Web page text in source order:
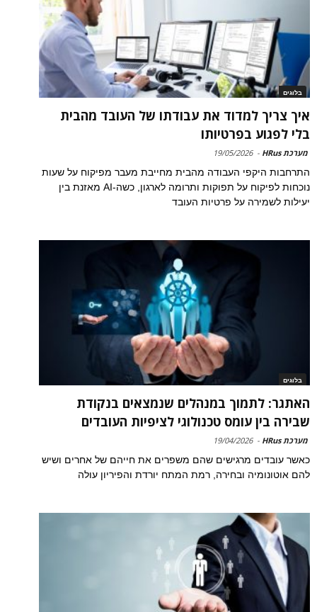
בלוגים
איך צריך למדוד את עבודתו של העובד מהבית
בלי לפגוע בפרטיותו
מערכת HRus -
19/05/2026
התרחבות היקפי העבודה מהבית מחייבת מעבר מפיקוח על שעות
נוכחות לפיקוח על תפוקות ותרומה לארגון, כשה-AI מאזנת בין
יעילות לשמירה על פרטיות העובד
בלוגים
האתגר: לתמוך במנהלים שנמצאים בנקודת
שבירה בין עומס טכנולוגי לציפיות העובדים
מערכת HRus -
19/04/2026
כאשר עובדים מרגישים שהם משפרים את חייהם של אחרים ושיש
להם אוטונומיה ובחירה, רמת המתח יורדת והפיריון עולה